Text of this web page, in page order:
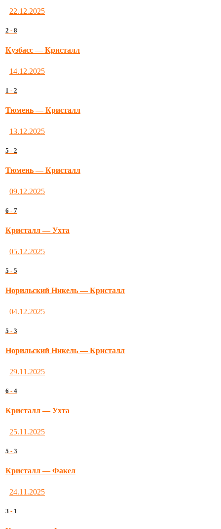
22.12.2025
2 - 8
Кузбасс — Кристалл
14.12.2025
1 - 2
Тюмень — Кристалл
13.12.2025
5 - 2
Тюмень — Кристалл
09.12.2025
6 - 7
Кристалл — Ухта
05.12.2025
5 - 5
Норильский Никель — Кристалл
04.12.2025
5 - 3
Норильский Никель — Кристалл
29.11.2025
6 - 4
Кристалл — Ухта
25.11.2025
5 - 3
Кристалл — Факел
24.11.2025
3 - 1